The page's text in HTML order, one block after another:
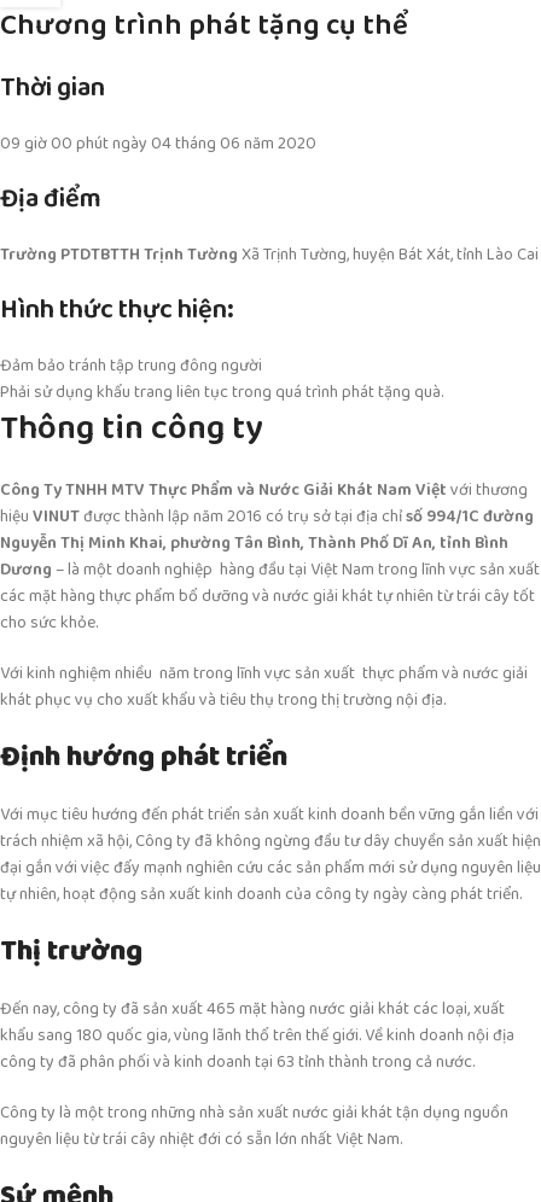
Chương trình phát tặng cụ thể
Thời gian
09 giờ 00 phút ngày 04 tháng 06 năm 2020
Địa điểm
Trường PTDTBTTH Trịnh TườngXã Trịnh Tường, huyện Bát Xát, tỉnh Lào Cai
Hình thức thực hiện:
Đảm bảo tránh tập trung đông người
Phải sử dụng khẩu trang liên tục trong quá trình phát tặng quà.
Thông tin công ty
Công Ty TNHH MTV Thực Phẩm và Nước Giải Khát Nam Việtvới thương
hiệuVINUTđược thành lập năm 2016 có trụ sở tại địa chỉsố 994/1C đường
Nguyễn Thị Minh Khai, phường Tân Bình, Thành Phố Dĩ An, tỉnh Bình
Dương– là một doanh nghiệp hàng đầu tại Việt Nam trong lĩnh vực sản xuất
các mặt hàng thực phẩm bổ dưỡng và nước giải khát tự nhiên từ trái cây tốt
cho sức khỏe.
Với kinh nghiệm nhiều năm trong lĩnh vực sản xuất thực phẩm và nước giải
khát phục vụ cho xuất khẩu và tiêu thụ trong thị trường nội địa.
Định hướng phát triển
Với mục tiêu hướng đến phát triển sản xuất kinh doanh bền vững gắn liền với
trách nhiệm xã hội, Công ty đã không ngừng đầu tư dây chuyền sản xuất hiện
đại gắn với việc đẩy mạnh nghiên cứu các sản phẩm mới sử dụng nguyên liệu
tự nhiên, hoạt động sản xuất kinh doanh của công ty ngày càng phát triển.
Thị trường
Đến nay, công ty đã sản xuất 465 mặt hàng nước giải khát các loại, xuất
khẩu sang 180 quốc gia, vùng lãnh thổ trên thế giới. Về kinh doanh nội địa
công ty đã phân phối và kinh doanh tại 63 tỉnh thành trong cả nước.
Công ty là một trong những nhà sản xuất nước giải khát tận dụng nguồn
nguyên liệu từ trái cây nhiệt đới có sẵn lớn nhất Việt Nam.